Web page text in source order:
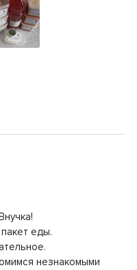
еды.
незнакомыми